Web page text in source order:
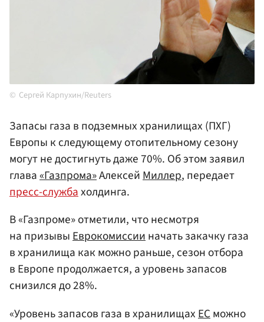
Сергей Карпухин/Reuters
Запасы газа в подземных хранилищах (ПХГ)
Европы к следующему отопительному сезону
могут не достигнуть даже 70%. Об этом заявил
глава«Газпрома»АлексейМиллер, передает
пресс-службахолдинга.
В «Газпроме» отметили, что несмотря
на призывыЕврокомиссииначать закачку газа
в хранилища как можно раньше, сезон отбора
в Европе продолжается, а уровень запасов
снизился до 28%.
«Уровень запасов газа в хранилищах ЕСможно